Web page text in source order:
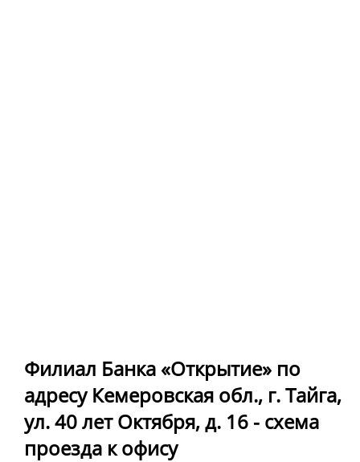
Филиал Банка «Открытие» по
адресу Кемеровская обл., г. Тайга,
ул. 40 лет Октября, д. 16 - схема
проезда к офису